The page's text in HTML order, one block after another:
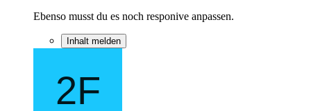
Ebenso musst du es noch responive anpassen.
Inhalt melden